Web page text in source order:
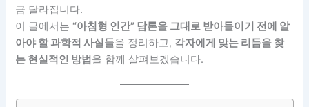
금 달라집니다.
이 글에서는 “아침형 인간” 담론을 그대로 받아들이기 전에 알
아야 할 과학적 사실들을 정리하고, 각자에게 맞는 리듬을 찾
는 현실적인 방법 을 함께 살펴보겠습니다.